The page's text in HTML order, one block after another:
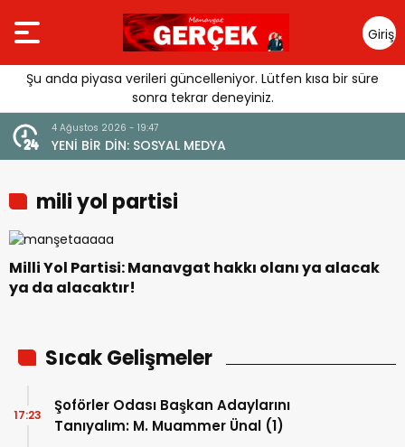
Giriş
Yap
Şu anda piyasa verileri güncelleniyor. Lütfen kısa bir süre
sonra tekrar deneyiniz.
4 Ağustos 2026 - 19:47
YENİ BİR DİN: SOSYAL MEDYA
mili yol partisi
Milli Yol Partisi: Manavgat hakkı olanı ya alacak
ya da alacaktır!
Sıcak Gelişmeler
Şoförler Odası Başkan Adaylarını
Tanıyalım: M. Muammer Ünal (1)
17:23